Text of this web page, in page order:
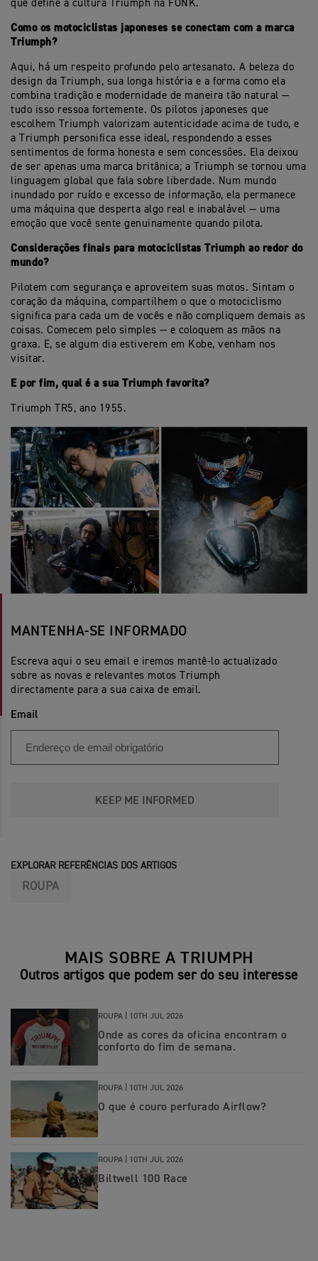
que define a cultura Triumph na FONK.
Como os motociclistas japoneses se conectam com a marca
Triumph?
Aqui, há um respeito profundo pelo artesanato. A beleza do
design da Triumph, sua longa história e a forma como ela
combina tradição e modernidade de maneira tão natural —
tudo isso ressoa fortemente. Os pilotos japoneses que
escolhem Triumph valorizam autenticidade acima de tudo, e
a Triumph personifica esse ideal, respondendo a esses
sentimentos de forma honesta e sem concessões. Ela deixou
de ser apenas uma marca britânica; a Triumph se tornou uma
linguagem global que fala sobre liberdade. Num mundo
inundado por ruído e excesso de informação, ela permanece
uma máquina que desperta algo real e inabalável — uma
emoção que você sente genuinamente quando pilota.
Considerações finais para motociclistas Triumph ao redor do
mundo?
Pilotem com segurança e aproveitem suas motos. Sintam o
coração da máquina, compartilhem o que o motociclismo
significa para cada um de vocês e não compliquem demais as
coisas. Comecem pelo simples — e coloquem as mãos na
graxa. E, se algum dia estiverem em Kobe, venham nos
visitar.
E por fim, qual é a sua Triumph favorita?
Triumph TR5, ano 1955.
MANTENHA-SE INFORMADO
Escreva aqui o seu email e iremos mantê-lo actualizado
sobre as novas e relevantes motos Triumph
directamente para a sua caixa de email.
Email
KEEP ME INFORMED
EXPLORAR REFERÊNCIAS DOS ARTIGOS
ROUPA
MAIS SOBRE A TRIUMPH
Outros artigos que podem ser do seu interesse
ROUPA | 10TH JUL 2026
Onde as cores da oficina encontram o
conforto do fim de semana.
ROUPA | 10TH JUL 2026
O que é couro perfurado Airflow?
ROUPA | 10TH JUL 2026
Biltwell 100 Race